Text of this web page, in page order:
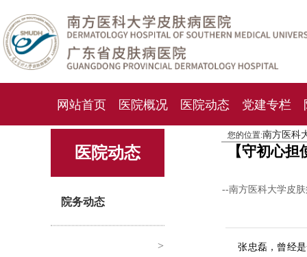
网站首页 医院概况 医院动态 党建专栏
化妆品检测中心 就诊指南 人才
医院动态
院务动态
>
您的位置:南方医科
【守初心
--南方医科大学皮
张忠磊，曾经